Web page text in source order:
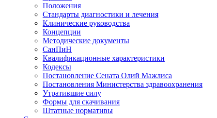
Положения
Стандарты диагностики и лечения
Клинические руководства
Концепции
Методические документы
СанПиН
Квалификационные характеристики
Кодексы
Постановление Сената Олий Мажлиса
Постановления Министерства здравоохранения
Утратившие силу
Формы для скачивания
Штатные нормативы